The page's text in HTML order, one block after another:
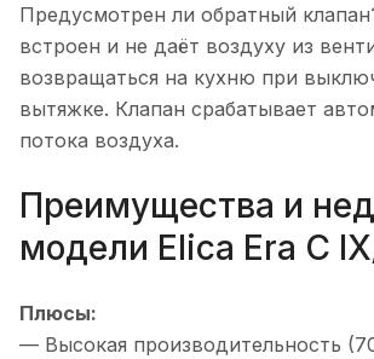
Предусмотрен ли обратный
встроен и не даёт воздуху из
возвращаться на кухню при
вытяжке. Клапан срабатывает
потока воздуха.
Преимущества и
модели Elica Era C
Плюсы:
— Высокая производительность